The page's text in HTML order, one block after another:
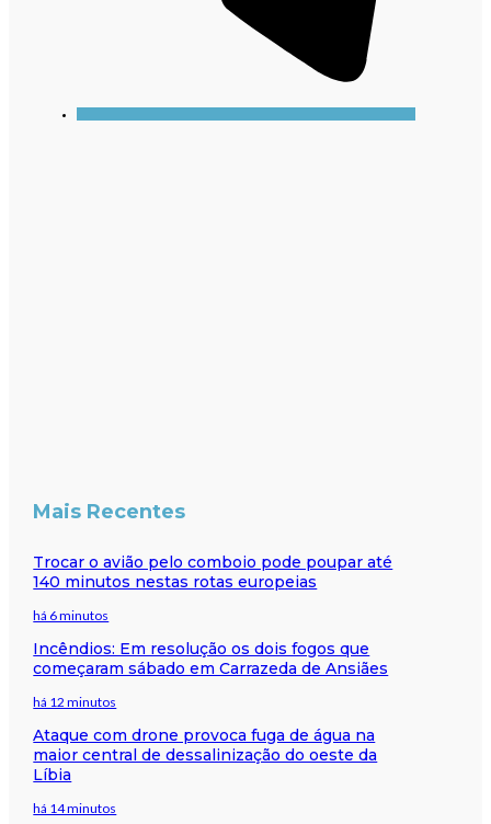
Mais Recentes
Trocar o avião pelo comboio pode poupar até
140 minutos nestas rotas europeias
há 6 minutos
Incêndios: Em resolução os dois fogos que
começaram sábado em Carrazeda de Ansiães
há 12 minutos
Ataque com drone provoca fuga de água na
maior central de dessalinização do oeste da
Líbia
há 14 minutos